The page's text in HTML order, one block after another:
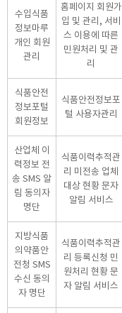
수입식품
정보마루
개인 회원
관리
홈페이지 회원가
입 및 관리, 서비
스 이용에 따른
민원처리 및 관
리
식품안전
정보포털
회원정보
식품안전정보포
털 사용자관리
산업체 이
력정보 전
송 SMS 알
림 동의자
명단
식품이력추적관
리 미전송 업체
대상 현황 문자
알림 서비스
지방식품
의약품안
전청 SMS
수신 동의
자 명단
식품이력추적관
리 등록신청 민
원처리 현황 문
자 알림 서비스